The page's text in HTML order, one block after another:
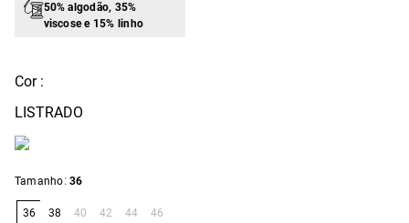
50% algodão, 35%
viscose e 15% linho
Cor :
LISTRADO
Tamanho: 36
36 38 40 42 44 46
º vestido curto